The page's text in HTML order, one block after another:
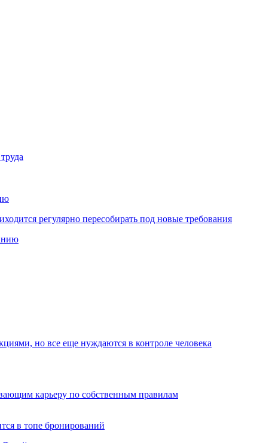
регулярно пересобирать под новые требования
но все еще нуждаются в контроле человека
карьеру по собственным правилам
в топе бронирований